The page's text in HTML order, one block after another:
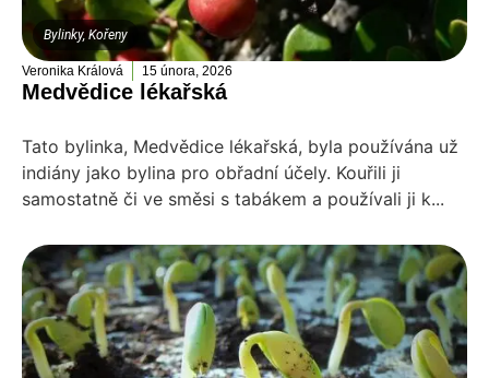
Bylinky, Kořeny
Veronika Králová 15 února, 2026
Medvědice lékařská
Tato bylinka, Medvědice lékařská, byla používána už
indiány jako bylina pro obřadní účely. Kouřili ji
samostatně či ve směsi s tabákem a používali ji k...